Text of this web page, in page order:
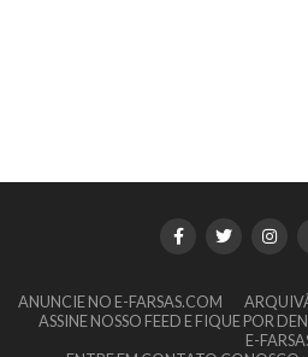
ANUNCIE NO E-FARSAS.COM
ASSINE NOSSO FEED E FIQUE POR
E-